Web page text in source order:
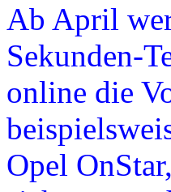
Ab April
Sekunden-
online die
Opel